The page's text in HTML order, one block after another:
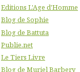
Editions L'Age d'Homme
Blog de Sophie
Blog de Battuta
Publie.net
Le Tiers Livre
Blog de Muriel Barbery